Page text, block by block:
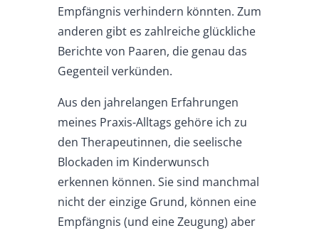
Empfängnis verhindern könnten. Zum
anderen gibt es zahlreiche glückliche
Berichte von Paaren, die genau das
Gegenteil verkünden.
Aus den jahrelangen Erfahrungen
meines Praxis-Alltags gehöre ich zu
den Therapeutinnen, die seelische
Blockaden im Kinderwunsch
erkennen können. Sie sind manchmal
nicht der einzige Grund, können eine
Empfängnis (und eine Zeugung) aber